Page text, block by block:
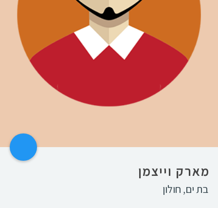
מארק וייצמן
בת ים, חולון